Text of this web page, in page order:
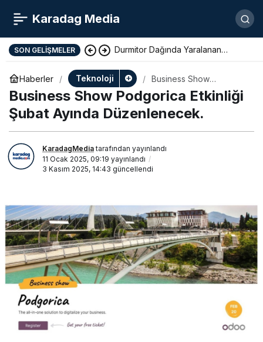
Karadag Media
SON GELIŞMELER Durmitor Dağında Yaralanan
Yunan Turist Başarıyla Kurtarıldı
Haberler Teknoloji
Business Show
Podgorica Etkinliği Şubat
Ayında Düzenlenecek.
Business Show Podgorica Etkinliği
Şubat Ayında Düzenlenecek.
KaradagMediatarafından yayınlandı
11 Ocak 2025, 09:19 yayınlandı
3 Kasım 2025, 14:43 güncellendi